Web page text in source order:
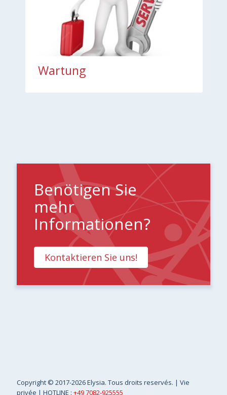
Wartung
Benötigen Sie
mehr
Informationen?
Kontaktieren Sie uns!
Copyright © 2017-2026 Elysia. Tous droits reservés. |Vie
privée | HOTLINE :+49 7082-925555